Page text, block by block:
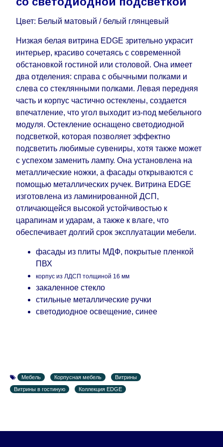
выходные, праздничные вечера и праздничные
дни) от даты получения оплаты от
компании клиента.
Возможны задержки, связанные с морской
доставкой при заказе мебели из-за границы, на
которые не может повлиять Поставщик, в этих
случаях срок доставки будет продлен еще на 30
рабочих дней и не будет считаться
задержкой.
Вместе с тем поставщики
прилагают все усилия, чтобы максимально
ускорить
доставку, но, не имея возможности
это гарантировать, поэтому интернет-магазин
не несет ответственности за какие-либо
Мебель из категории "
Модульная мебель
является модулярной, что оставляет право за
Поставщиком сделать доставку по мере
поступления модулей с фабрики, в течение
дополнительных 60 рабочих дней после первой
доставки товара на дом клиенту.
Цвет: Белый матовый / белый глянцевый
Низкая белая витрина EDGE зрительно украсит
интерьер, красиво сочетаясь с современной
обстановкой гостиной или столовой. Она имеет
два отделения: справа с обычными полками и
слева со стеклянными полками. Левая передняя
часть и корпус частично остеклены, создается
впечатление, что угол выходит из-под мебельного
модуля. Остекление оснащено светодиодной
подсветкой, которая позволяет эффектно
подсветить любимые сувениры, хотя также может
с успехом заменить лампу. Она установлена ​​на
металлические ножки, а фасады открываются с
помощью металлических ручек. Витрина EDGE
изготовлена ​​из ламинированной ДСП,
отличающейся высокой устойчивостью к
царапинам и ударам, а также к влаге, что
обеспечивает долгий срок эксплуатации мебели.
фасады из плиты МДФ, покрытые пленкой
ПВХ
корпус из ЛДСП толщиной 16 мм
закаленное стекло
стильные металлические ручки
светодиодное освещение, синее
Мебель Корпусная мебель
Витрины
Витрины в гостиную
Коллекция EDGE